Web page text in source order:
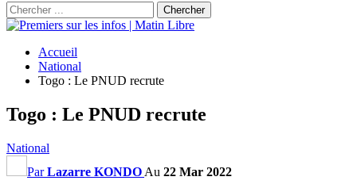
Accueil
National
Togo : Le PNUD recrute
Togo : Le PNUD recrute
National
ParLazarre KONDO Au 22 Mar 2022